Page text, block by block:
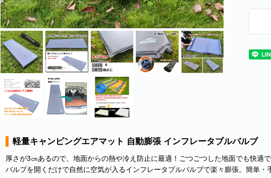
軽量キャンピングエアマット 自動膨張 インフレータブルバルブ
厚さが3㎝あるので、地面からの熱や冷え防止に最適！ごつごつした地面でも快適
バルブを開くだけで自然に空気が入るインフレータブルバルブで楽々膨張。簡単・